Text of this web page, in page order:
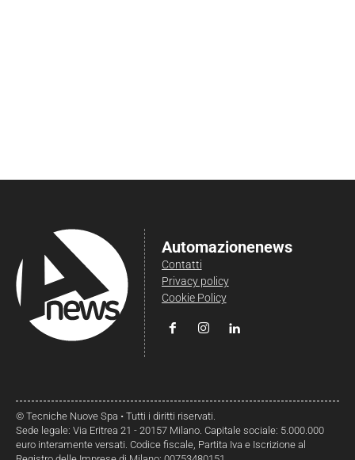
Automazionenews
Contatti
Privacy policy
Cookie Policy
© Tecniche Nuove Spa • Tutti i diritti riservati.
Sede legale: Via Eritrea 21 - 20157 Milano. Capitale sociale: 5.000.000
euro interamente versati. Codice fiscale, Partita Iva e Iscrizione al